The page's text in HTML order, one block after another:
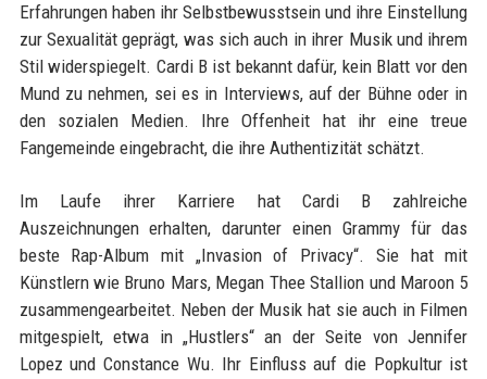
Erfahrungen haben ihr Selbstbewusstsein und ihre Einstellung
zur Sexualität geprägt, was sich auch in ihrer Musik und ihrem
Stil widerspiegelt. Cardi B ist bekannt dafür, kein Blatt vor den
Mund zu nehmen, sei es in Interviews, auf der Bühne oder in
den sozialen Medien. Ihre Offenheit hat ihr eine treue
Fangemeinde eingebracht, die ihre Authentizität schätzt.
Im Laufe ihrer Karriere hat Cardi B zahlreiche
Auszeichnungen erhalten, darunter einen Grammy für das
beste Rap-Album mit „Invasion of Privacy“. Sie hat mit
Künstlern wie Bruno Mars, Megan Thee Stallion und Maroon 5
zusammengearbeitet. Neben der Musik hat sie auch in Filmen
mitgespielt, etwa in „Hustlers“ an der Seite von Jennifer
Lopez und Constance Wu. Ihr Einfluss auf die Popkultur ist